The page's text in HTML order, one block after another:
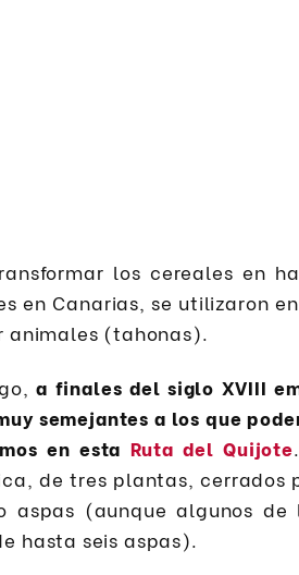
los cereales en
en Canarias, se utilizaron
animales (tahonas).
a finales del siglo XVIII
semejantes a los que
en esta Ruta del Quijote
de tres plantas,
aspas (aunque algunos
hasta seis aspas).